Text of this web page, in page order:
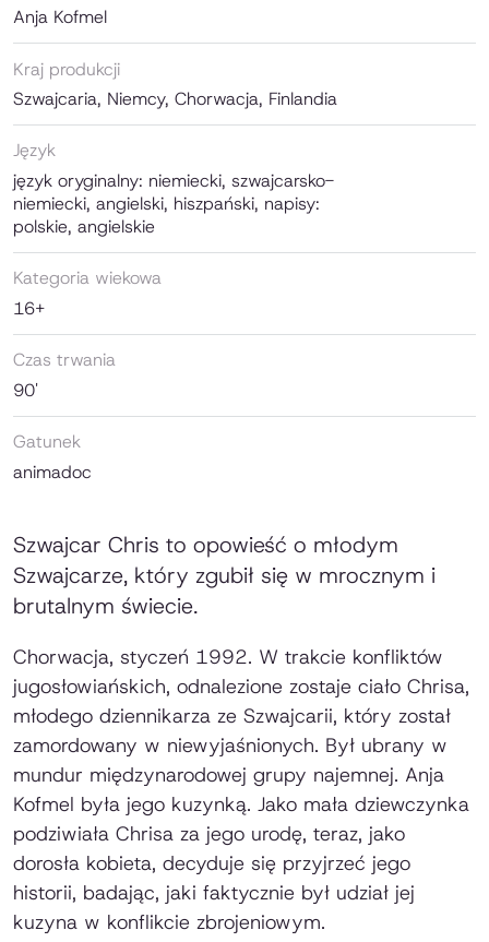
Anja Kofmel
Kraj produkcji
Szwajcaria, Niemcy, Chorwacja, Finlandia
Język
język oryginalny: niemiecki, szwajcarsko-
niemiecki, angielski, hiszpański, napisy:
polskie, angielskie
Kategoria wiekowa
16+
Czas trwania
90'
Gatunek
animadoc
Szwajcar Chris to opowieść o młodym
Szwajcarze, który zgubił się w mrocznym i
brutalnym świecie.
Chorwacja, styczeń 1992. W trakcie konfliktów
jugosłowiańskich, odnalezione zostaje ciało Chrisa,
młodego dziennikarza ze Szwajcarii, który został
zamordowany w niewyjaśnionych. Był ubrany w
mundur międzynarodowej grupy najemnej. Anja
Kofmel była jego kuzynką. Jako mała dziewczynka
podziwiała Chrisa za jego urodę, teraz, jako
dorosła kobieta, decyduje się przyjrzeć jego
historii, badając, jaki faktycznie był udział jej
kuzyna w konflikcie zbrojeniowym.